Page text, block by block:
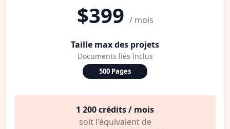
$399 / mois
Taille max des projets
Documents liés inclus
500 Pages
1 200 crédits / mois
soit l'équivalent de